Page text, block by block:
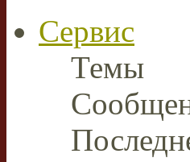
Сервис
Темы